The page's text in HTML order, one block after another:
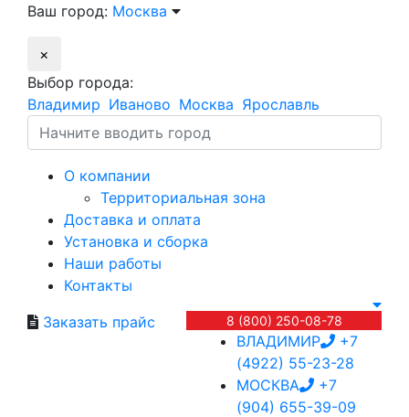
Ваш город: Москва
×
Выбор города:
Владимир Иваново Москва Ярославль
О компании
Территориальная зона
Доставка и оплата
Установка и сборка
Наши работы
Контакты
Заказать прайс
8 (800) 250-08-78
ВЛАДИМИР
+7
(4922) 55-23-28
МОСКВА
+7
(904) 655-39-09